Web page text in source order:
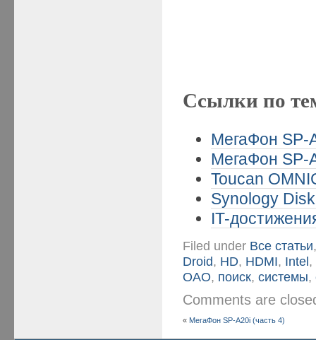
Ссылки по
МегаФон SP-
МегаФон SP-
Toucan
Synology
IT-
Filed under Все статьи
Droid, HD, HDMI, Intel,
ОАО, поиск,системы,
Comments are
« МегаФон SP-A20i (часть 4)